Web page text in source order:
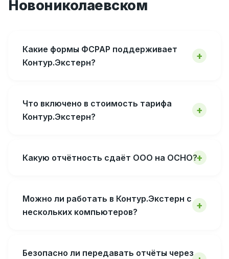
Новониколаевском
Какие формы ФСРАР поддерживает
Контур.Экстерн?
Что включено в стоимость тарифа
Контур.Экстерн?
Какую отчётность сдаёт ООО на ОСНО?
Можно ли работать в Контур.Экстерн с
нескольких компьютеров?
Безопасно ли передавать отчёты через